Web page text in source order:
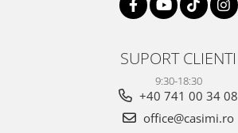
SUPORT CLIENTI
9:30-18:30
+40 741 00 34 08
office@casimi.ro